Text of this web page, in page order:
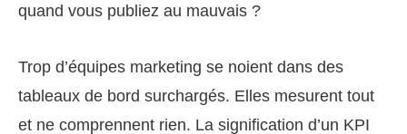
quand vous publiez au mauvais ?
Trop d’équipes marketing se noient dans des
tableaux de bord surchargés. Elles mesurent tout
et ne comprennent rien. La signification d’un KPI